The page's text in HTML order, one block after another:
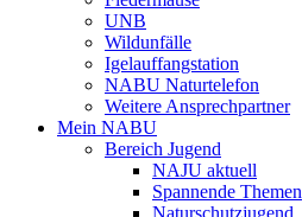
UNB
Wildunfälle
Igelauffangstation
NABU Naturtelefon
Weitere Ansprechpartner
Mein NABU
Bereich Jugend
NAJU aktuell
Spannende Themen
Naturschutzjugend